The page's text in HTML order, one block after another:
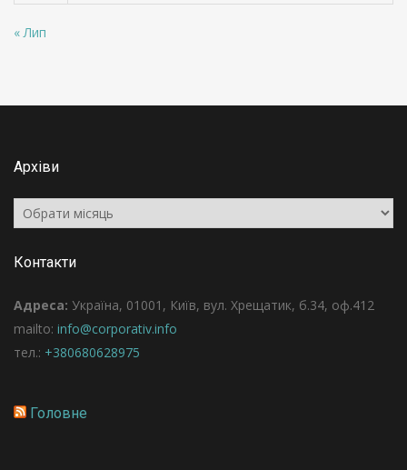
« Лип
Архіви
Архіви
Контакти
Адреса: Україна, 01001, Київ, вул. Хрещатик, б.34, оф.412
mailto: info@corporativ.info
тел.: +380680628975
Головне